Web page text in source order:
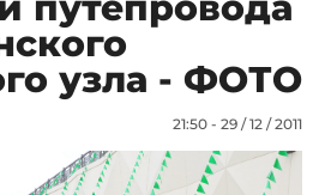
узла - ФОТО
21:50 - 29 / 12 / 2011